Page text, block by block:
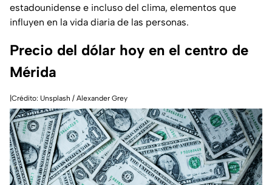
estadounidense e incluso del clima, elementos que
influyen en la vida diaria de las personas.
Precio del dólar hoy en el centro de
Mérida
|Crédito: Unsplash / Alexander Grey